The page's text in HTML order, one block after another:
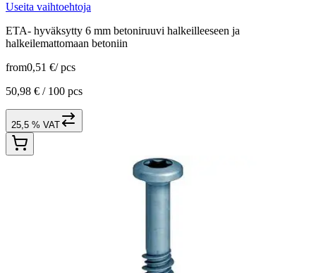
Useita vaihtoehtoja
ETA- hyväksytty 6 mm betoniruuvi halkeilleeseen ja
halkeilemattomaan betoniin
from0,51 €/ pcs
50,98 € / 100 pcs
25,5 % VAT